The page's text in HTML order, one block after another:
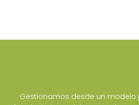
Gestionamos desde un modelo